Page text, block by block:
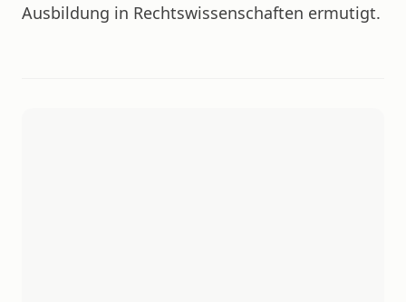
Ausbildung in Rechtswissenschaften ermutigt.